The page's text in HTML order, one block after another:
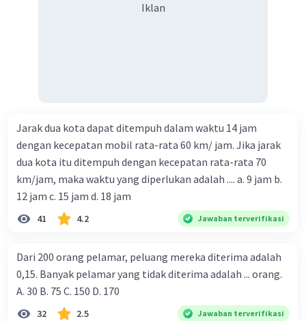
Iklan
Jarak dua kota dapat ditempuh dalam waktu 14 jam
dengan kecepatan mobil rata-rata 60 km/ jam. Jika jarak
dua kota itu ditempuh dengan kecepatan rata-rata 70
km/jam, maka waktu yang diperlukan adalah .... a. 9 jam b.
12 jam c. 15 jam d. 18 jam
41 4.2 Jawaban terverifikasi
Dari 200 orang pelamar, peluang mereka diterima adalah
0,15. Banyak pelamar yang tidak diterima adalah ... orang.
A. 30 B. 75 C. 150 D. 170
32 2.5 Jawaban terverifikasi